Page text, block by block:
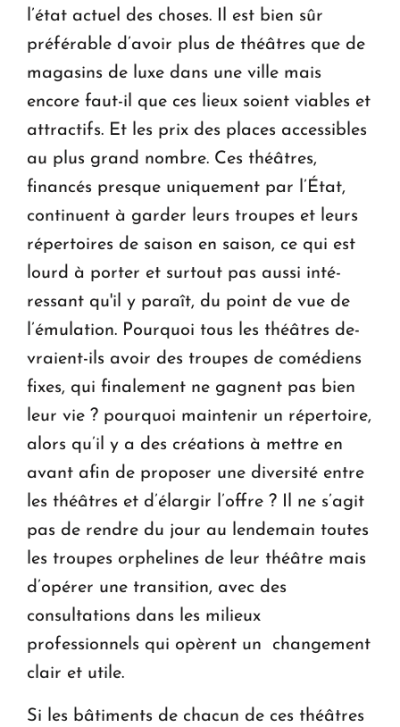
l’état actuel des choses. Il est bien sûr
préférable d’avoir plus de thé­âtres que de
magasins de luxe dans une ville mais
encore faut-il que ces lieux soient viables et
attractifs. Et les prix des places accessibles
au plus grand nombre. Ces théâtres,
financés presque uniquement par l’État,
continuent à garder leurs troupes et leurs
répertoires de saison en saison, ce qui est
lourd à porter et surtout pas aussi in­té­
ressant qu'il y paraît, du point de vue de
l’émulation. Pourquoi tous les théâtres de­
vraient-ils avoir des troupes de comédiens
fixes, qui finalement ne gagnent pas bien
leur vie ? pourquoi maintenir un répertoire,
alors qu’il y a des créations à mettre en
avant afin de proposer une diversité entre
les théâtres et d’élargir l’offre ? Il ne s’agit
pas de rendre du jour au lendemain toutes
les troupes orphelines de leur théâtre mais
d’opérer une transition, avec des
consultations dans les milieux
professionnels qui opèrent un chan­gement
clair et utile.
Si les bâtiments de chacun de ces théâtres